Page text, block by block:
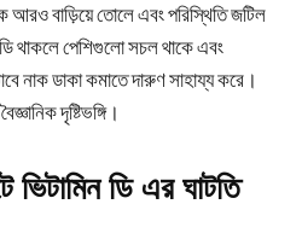
আরও বাড়িয়ে তোলে এবং পরিস্থিতি জটিল
থাকলে পেশিগুলো সচল থাকে এবং
নাক ডাকা কমাতে দারুণ সাহায্য করে।
দৃষ্টিভঙ্গি।
ভিটামিন ডি এর ঘাটতি